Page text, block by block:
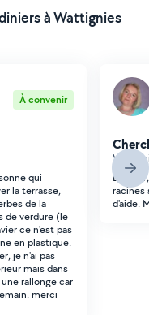
à Wattignies
À convenir
qui
la terrasse,
de la
de verdure (le
ce n'est pas
en plastique.
je n'ai pas
mais dans
rallonge car
merci
Bonjour,
racines
d'aide.